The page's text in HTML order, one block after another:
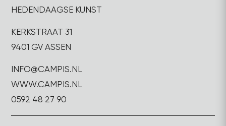
HEDENDAAGSE KUNST
KERKSTRAAT 31
9401 GV ASSEN
INFO@CAMPIS.NL
WWW.CAMPIS.NL
0592 48 27 90